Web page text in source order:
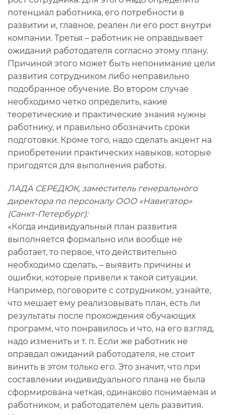
потенциал работника, его потребности в
развитии и, главное, реален ли его рост внутри
компании. Третья – работник не оправдывает
ожиданий работодателя согласно этому плану.
Причиной этого может быть непонимание цели
развития сотрудником либо неправильно
подобранное обучение. Во втором случае
необходимо четко определить, какие
теоретические и практические знания нужны
работнику, и правильно обозначить сроки
подготовки. Кроме того, надо сделать акцент на
приобретении практических навыков, которые
пригодятся для выполнения работы.
ЛАДА СЕРЕДЮК, заместитель генерального
директора по персоналу ООО «Навигатор»
(Санкт-Петербург):
«Когда индивидуальный план развития
выполняется формально или вообще не
работает, то первое, что действительно
необходимо сделать, – выявить причины и
ошибки, которые привели к такой ситуации.
Например, поговорите с сотрудником, узнайте,
что мешает ему реализовывать план, есть ли
результаты после прохождения обучающих
программ, что понравилось и что, на его взгляд,
надо изменить и т. п. Если же работник не
оправдал ожиданий работодателя, не стоит
винить в этом только его. Это значит, что при
составлении индивидуального плана не была
сформирована четкая, одинаково понимаемая и
работником, и работодателем цель развития.